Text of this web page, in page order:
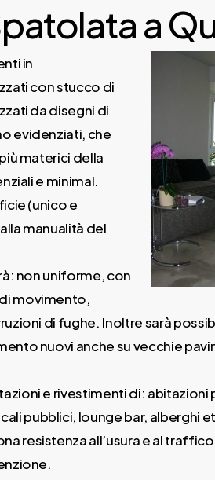
a
in
con stucco di
da disegni di
evidenziati, che
materici della
e minimal.
(unico e
manualità del
non uniforme, con
movimento,
di fughe. Inoltre sarà
nuovi anche su vecchie
e rivestimenti di: abitazioni
pubblici, lounge bar, alberghi
resistenza all’usura e al